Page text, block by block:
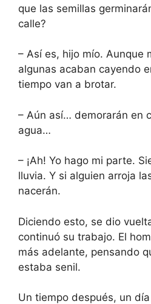
que las semillas
calle?
– Así es, hijo mío. Aunque
algunas acaban cayendo
tiempo van a brotar.
– Aún así… demorarán en
agua…
– ¡Ah! Yo hago mi parte.
lluvia. Y si alguien arroja
nacerán.
Diciendo esto, se dio
continuó su trabajo. El
más adelante, pensando
estaba senil.
Un tiempo después, un